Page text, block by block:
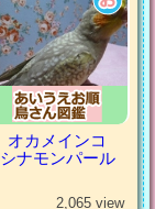
オカメインコ
シナモンパール
2,065 view